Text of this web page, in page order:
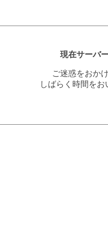
現在サーバ
ご迷惑をおか
しばらく時間を